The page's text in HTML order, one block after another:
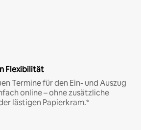
Flexibilität
Termine für den Ein- und Auszug
online – ohne zusätzliche
lästigen Papierkram.*